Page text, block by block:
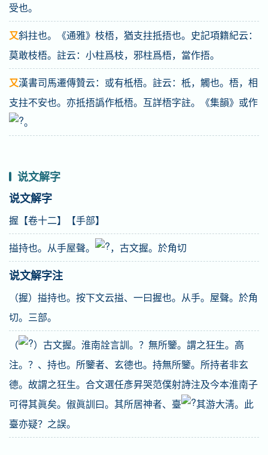
受也。
又斜拄也。《通雅》枝梧，猶支拄抵捂也。史記項籍紀云：
莫敢枝梧。註云：小柱爲枝，邪柱爲梧，當作捂。
又漢書司馬遷傳贊云：或有柢梧。註云：柢，觸也。梧，相
支拄不安也。亦抵捂譌作柢梧。互詳梧字註。《集韻》或作
。
说文解字
说文解字
握【卷十二】【手部】
搤持也。从手屋聲。
，古文握。於角切
说文解字注
（握）搤持也。按下文云搤、一曰握也。从手。屋聲。於角
切。三部。
（
）古文握。淮南詮言訓。？無所鑒。謂之狂生。高
注。？、持也。所鑒者、玄德也。持無所鑒。所持者非玄
德。故謂之狂生。合文選任彥昇哭范僕射詩注及今本淮南子
可得其眞矣。俶眞訓曰。其所居神者、臺
其游大淸。此
臺亦疑？之誤。